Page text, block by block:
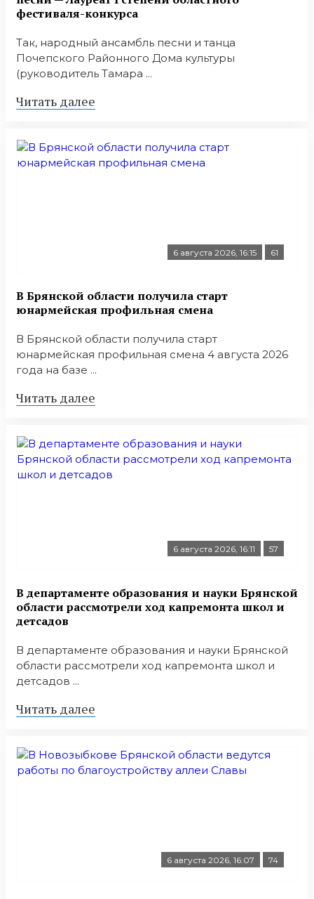
фестиваля-конкурса
Так, народный ансамбль песни и танца
Почепского Районного Дома культуры
(руководитель Тамара ...
Читать далее
6 августа 2026, 16:15 61
В Брянской области получила старт
юнармейская профильная смена
В Брянской области получила старт
юнармейская профильная смена 4 августа 2026
года на базе ...
Читать далее
6 августа 2026, 16:11 57
В департаменте образования и науки Брянской
области рассмотрели ход капремонта школ и
детсадов
В департаменте образования и науки Брянской
области рассмотрели ход капремонта школ и
детсадов ...
Читать далее
6 августа 2026, 16:07 74